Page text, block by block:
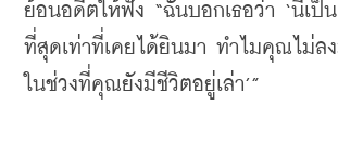
ย้อนอดีตให้ฟัง “ฉันบอกเธอว่า ‘นี่เป็
ที่สุดเท่าที่เคยได้ยินมา ทำไมคุณไม่ล
ในช่วงที่คุณยังมีชีวิตอยู่เล่า’”